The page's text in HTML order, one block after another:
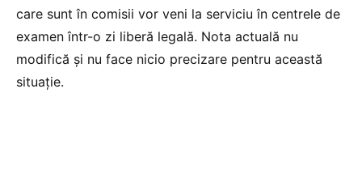
care sunt în comisii vor veni la serviciu în centrele de
examen într-o zi liberă legală. Nota actuală nu
modifică și nu face nicio precizare pentru această
situație.